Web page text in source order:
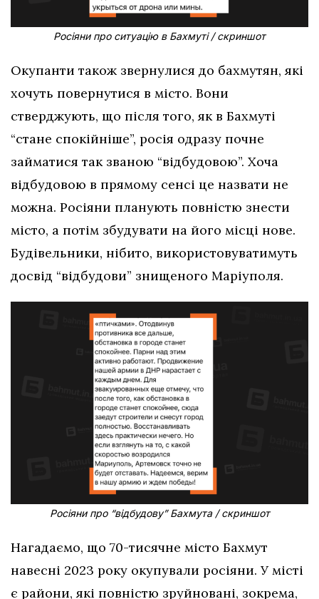
Росіяни про ситуацію в Бахмуті / скриншот
Окупанти також звернулися до бахмутян, які
хочуть повернутися в місто. Вони
стверджують, що після того, як в Бахмуті
“стане спокійніше”, росія одразу почне
займатися так званою “відбудовою”. Хоча
відбудовою в прямому сенсі це назвати не
можна. Росіяни планують повністю знести
місто, а потім збудувати на його місці нове.
Будівельники, нібито, використовуватимуть
досвід “відбудови” знищеного Маріуполя.
Росіяни про “відбудову” Бахмута / скриншот
Нагадаємо, що 70-тисячне місто Бахмут
навесні 2023 року окупували росіяни. У місті
є райони, які повністю зруйновані, зокрема,